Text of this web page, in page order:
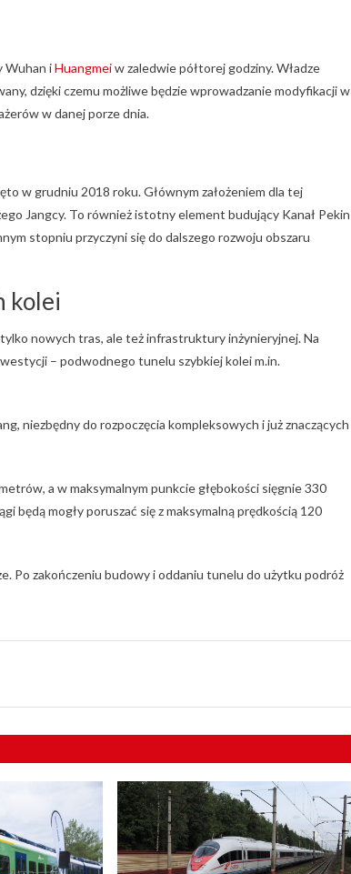
Wuhan iHuangmeiw zaledwie półtorej godziny. Władze
dzięki czemu możliwe będzie wprowadzanie modyfikacji w
w danej porze dnia.
w grudniu 2018 roku. Głównym założeniem dla tej
Jangcy. To również istotny element budujący Kanał Pekin
stopniu przyczyni się do dalszego rozwoju obszaru
kolei
nowych tras, ale też infrastruktury inżynieryjnej. Na
– podwodnego tunelu szybkiej kolei m.in.
niezbędny do rozpoczęcia kompleksowych i już znaczących
a w maksymalnym punkcie głębokości sięgnie 330
mogły poruszać się z maksymalną prędkością 120
Po zakończeniu budowy i oddaniu tunelu do użytku podróż